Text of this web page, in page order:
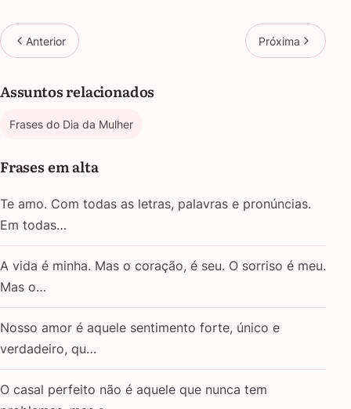
Anterior Próxima
Assuntos relacionados
Frases do Dia da Mulher
Frases em alta
Te amo. Com todas as letras, palavras e pronúncias.
Em todas…
A vida é minha. Mas o coração, é seu. O sorriso é meu.
Mas o…
Nosso amor é aquele sentimento forte, único e
verdadeiro, qu…
O casal perfeito não é aquele que nunca tem